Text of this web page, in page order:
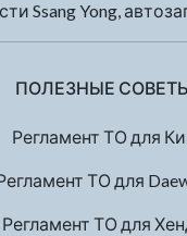
Ssang Yong,
ПОЛЕЗНЫЕ
Регламент ТО для
ТО для
Регламент ТО для